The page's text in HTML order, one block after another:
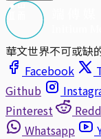
華文世界不可或缺
Facebook
Github
Pinterest
Whatsapp